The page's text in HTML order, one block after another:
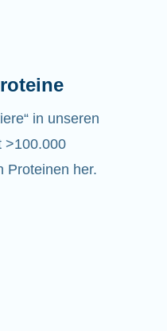
in unseren
>100.000
Proteinen her.